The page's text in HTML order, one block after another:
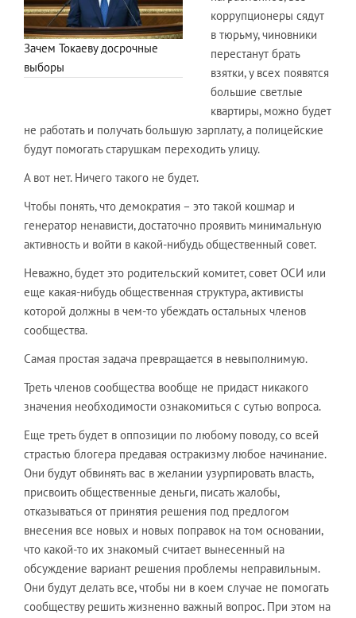
Зачем Токаеву досрочные
выборы
коррупционеры сядут
в тюрьму, чиновники
перестанут брать
взятки, у всех появятся
большие светлые
квартиры, можно будет
не работать и получать большую зарплату, а полицейские
будут помогать старушкам переходить улицу.
А вот нет. Ничего такого не будет.
Чтобы понять, что демократия – это такой кошмар и
генератор ненависти, достаточно проявить минимальную
активность и войти в какой-нибудь общественный совет.
Неважно, будет это родительский комитет, совет ОСИ или
еще какая-нибудь общественная структура, активисты
которой должны в чем-то убеждать остальных членов
сообщества.
Самая простая задача превращается в невыполнимую.
Треть членов сообщества вообще не придаст никакого
значения необходимости ознакомиться с сутью вопроса.
Еще треть будет в оппозиции по любому поводу, со всей
страстью блогера предавая остракизму любое начинание.
Они будут обвинять вас в желании узурпировать власть,
присвоить общественные деньги, писать жалобы,
отказываться от принятия решения под предлогом
внесения все новых и новых поправок на том основании,
что какой-то их знакомый считает вынесенный на
обсуждение вариант решения проблемы неправильным.
Они будут делать все, чтобы ни в коем случае не помогать
сообществу решить жизненно важный вопрос. При этом на